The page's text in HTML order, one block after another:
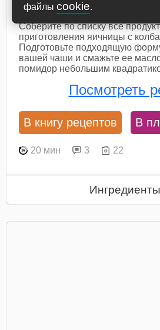
файлы cookie.
аэрогриле
Соберите по списку все
приготовления яичницы с
Подготовьте подходящую
вашей чаши и смажьте ее
помидор небольшим
Посмотреть
В книгу рецептов В
20 мин 3 22
Ингредиенты